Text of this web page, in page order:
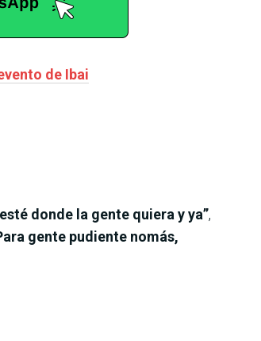
de Ibai
donde la gente quiera y ya”,
gente pudiente nomás,